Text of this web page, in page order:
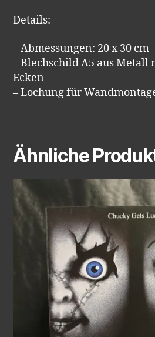
Details:
– Abmessungen: 20 x 30 cm
– Blechschild A5 aus Metall
Ecken
– Lochung für
Ähnliche